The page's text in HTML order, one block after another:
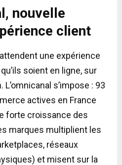
nouvelle
client
une expérience
soient en ligne, sur
L’omnicanal s’impose : 93
actives en France
forte croissance des
marques multiplient les
réseaux
et misent sur la